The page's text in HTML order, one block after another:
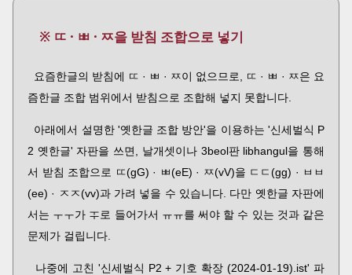
※ ㄸ · ㅃ · ㅉ을 받침 조합으로 넣기
요즘한글의 받침에 ㄸ · ㅃ · ㅉ이 없으므로, ㄸ · ㅃ · ㅉ은 요
즘한글 조합 범위에서 받침으로 조합해 넣지 못합니다.
아래에서 설명한 '옛한글 조합 방안'을 이용하는 '신세벌식 P
2 옛한글' 자판을 쓰면, 날개셋이나 3beol판 libhangul을 통해
서 받침 조합으로 ㄸ(gG) · ㅃ(eE) · ㅉ(vV)을 ㄷㄷ(gg) · ㅂㅂ
(ee) · ㅈㅈ(vv)과 가려 넣을 수 있습니다. 다만 옛한글 자판에
서는 ㅜㅜ가 ᅟᆍ로 들어가서 ㅠㅠ를 써야 할 수 있는 것과 같은
문제가 걸립니다.
나중에 고친 '신세벌식 P2 + 기호 확장 (2024-01-19).ist' 파